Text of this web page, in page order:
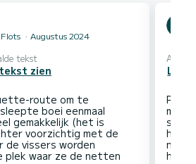
Flots
Augustus 2024
tekst
zien
route om te
boei eenmaal
gemakkelijk (het is
voorzichtig met de
de vissers worden
plek waar ze de netten
Laat